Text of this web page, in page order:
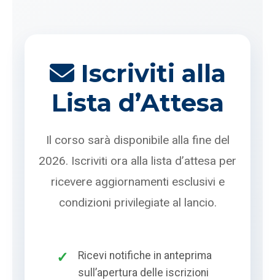
Iscriviti alla
Lista d’Attesa
Il corso sarà disponibile alla fine del
2026. Iscriviti ora alla lista d’attesa per
ricevere aggiornamenti esclusivi e
condizioni privilegiate al lancio.
Ricevi notifiche in anteprima
sull’apertura delle iscrizioni